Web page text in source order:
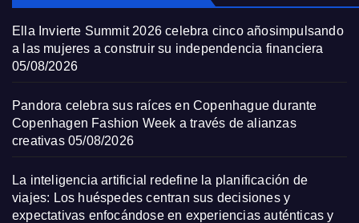
Ella Invierte Summit 2026 celebra cinco añosimpulsando
a las mujeres a construir su independencia financiera
05/08/2026
Pandora celebra sus raíces en Copenhague durante
Copenhagen Fashion Week a través de alianzas
creativas 05/08/2026
La inteligencia artificial redefine la planificación de
viajes: Los huéspedes centran sus decisiones y
expectativas enfocándose en experiencias auténticas y